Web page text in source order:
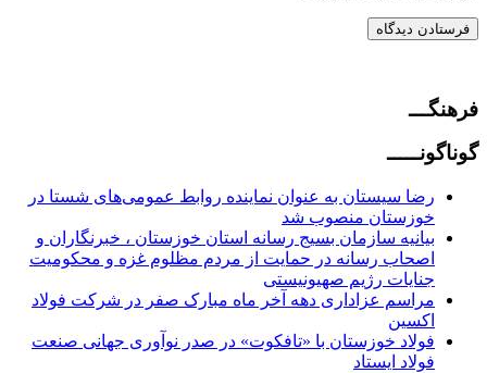
فرهنگـــ
گوناگونـــــ
رضا سیستان به عنوان نماینده روابط عمومی‌های شستا در
خوزستان منصوب شد
بیانیه سازمان بسیج رسانه استان خوزستان ، خبرنگاران و
اصحاب رسانه در حمایت از مردم مظلوم غزه و محکومیت
جنایات رژیم صهیونیستی
مراسم عزاداری دهه آخر ماه مبارک صفر در شرکت فولاد
اکسین
فولاد خوزستان با «تافکوت» در صدر نوآوری جهانی صنعت
فولاد ایستاد